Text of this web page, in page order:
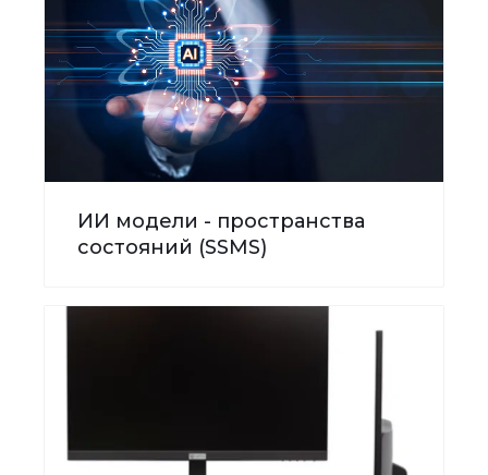
ИИ модели - пространства
состояний (SSMS)